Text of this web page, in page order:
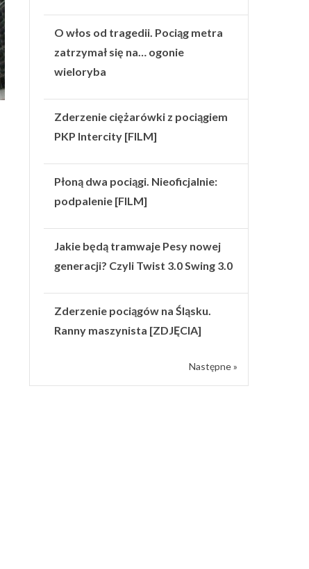
O włos od tragedii. Pociąg metra
zatrzymał się na… ogonie
wieloryba
Zderzenie ciężarówki z pociągiem
PKP Intercity [FILM]
Płoną dwa pociągi. Nieoficjalnie:
podpalenie [FILM]
Jakie będą tramwaje Pesy nowej
generacji? Czyli Twist 3.0 Swing 3.0
Zderzenie pociągów na Śląsku.
Ranny maszynista [ZDJĘCIA]
Następne »